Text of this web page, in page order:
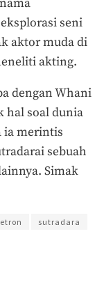
seni
aktor muda di
akting.
dengan Whani
hal soal dunia
ia merintis
sebuah
Simak
sutradara